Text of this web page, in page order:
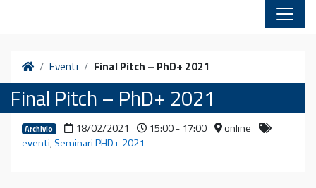
HomeEventi Final Pitch – PhD+ 2021
Final Pitch – PhD+ 2021
Archivio 18/02/2021 15:00 - 17:00
online
eventi,Seminari PHD+ 2021